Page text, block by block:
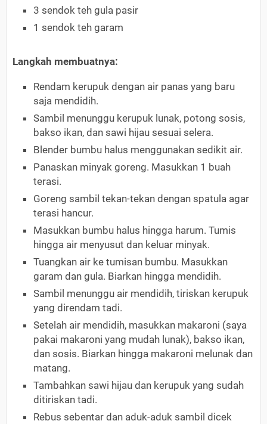
3 sendok teh gula pasir
1 sendok teh garam
Langkah membuatnya:
Rendam kerupuk dengan air panas yang baru
saja mendidih.
Sambil menunggu kerupuk lunak, potong sosis,
bakso ikan, dan sawi hijau sesuai selera.
Blender bumbu halus menggunakan sedikit air.
Panaskan minyak goreng. Masukkan 1 buah
terasi.
Goreng sambil tekan-tekan dengan spatula agar
terasi hancur.
Masukkan bumbu halus hingga harum. Tumis
hingga air menyusut dan keluar minyak.
Tuangkan air ke tumisan bumbu. Masukkan
garam dan gula. Biarkan hingga mendidih.
Sambil menunggu air mendidih, tiriskan kerupuk
yang direndam tadi.
Setelah air mendidih, masukkan makaroni (saya
pakai makaroni yang mudah lunak), bakso ikan,
dan sosis. Biarkan hingga makaroni melunak dan
matang.
Tambahkan sawi hijau dan kerupuk yang sudah
ditiriskan tadi.
Rebus sebentar dan aduk-aduk sambil dicek